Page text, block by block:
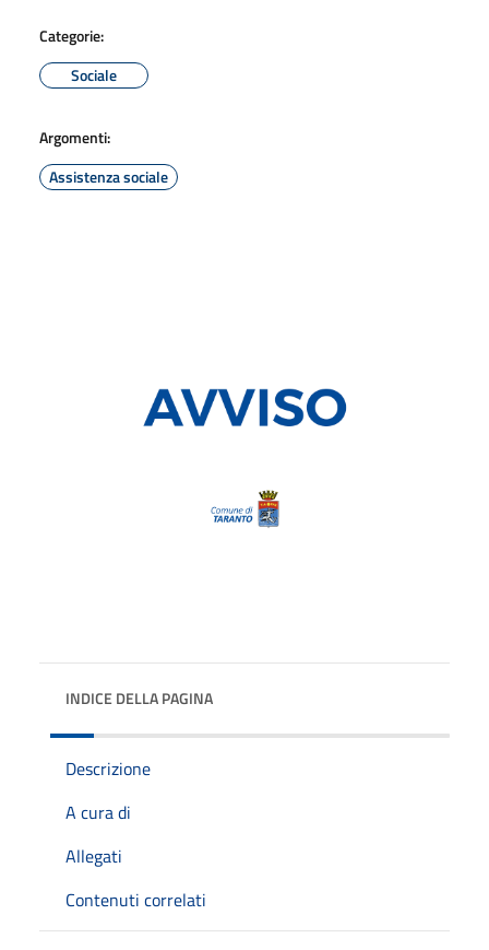
Categorie:
Sociale
Argomenti:
Assistenza sociale
INDICE DELLA PAGINA
Descrizione
A cura di
Allegati
Contenuti correlati